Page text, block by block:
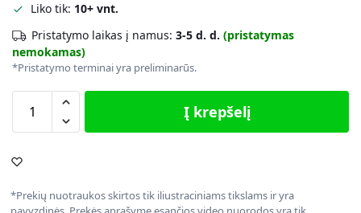
Liko tik: 10+ vnt.
Pristatymo laikas į namus: 3-5 d. d. (pristatymas
nemokamas)
*Pristatymo terminai yra preliminarūs.
Į krepšelį
*Prekių nuotraukos skirtos tik iliustraciniams tikslams ir yra